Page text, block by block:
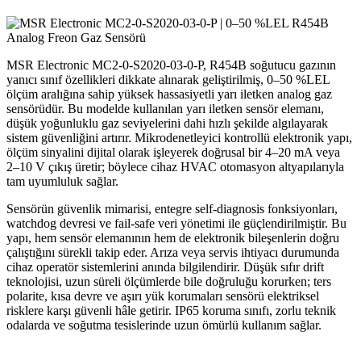
MSR Electronic MC2-0-S2020-03-0-P, R454B soğutucu gazının
yanıcı sınıf özellikleri dikkate alınarak geliştirilmiş, 0–50 %LEL
ölçüm aralığına sahip yüksek hassasiyetli yarı iletken analog gaz
sensörüdür. Bu modelde kullanılan yarı iletken sensör elemanı,
düşük yoğunluklu gaz seviyelerini dahi hızlı şekilde algılayarak
sistem güvenliğini artırır. Mikrodenetleyici kontrollü elektronik yapı,
ölçüm sinyalini dijital olarak işleyerek doğrusal bir 4–20 mA veya
2–10 V çıkış üretir; böylece cihaz HVAC otomasyon altyapılarıyla
tam uyumluluk sağlar.
Sensörün güvenlik mimarisi, entegre self-diagnosis fonksiyonları,
watchdog devresi ve fail-safe veri yönetimi ile güçlendirilmiştir. Bu
yapı, hem sensör elemanının hem de elektronik bileşenlerin doğru
çalıştığını sürekli takip eder. Arıza veya servis ihtiyacı durumunda
cihaz operatör sistemlerini anında bilgilendirir. Düşük sıfır drift
teknolojisi, uzun süreli ölçümlerde bile doğruluğu korurken; ters
polarite, kısa devre ve aşırı yük korumaları sensörü elektriksel
risklere karşı güvenli hâle getirir. IP65 koruma sınıfı, zorlu teknik
odalarda ve soğutma tesislerinde uzun ömürlü kullanım sağlar.